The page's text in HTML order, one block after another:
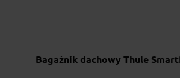
Bagażnik dachowy Thule